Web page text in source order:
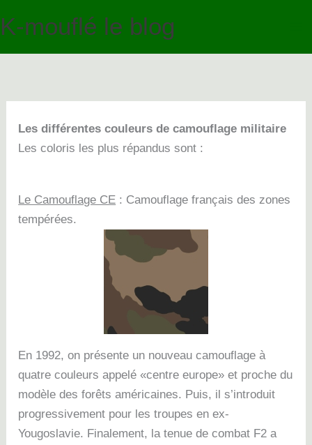
au
K-mouflé le blog
Les différentes couleurs de camouflage militaire
Les coloris les plus répandus sont :
Le Camouflage CE : Camouflage français des zones
tempérées.
En 1992, on présente un nouveau camouflage à
quatre couleurs appelé «centre europe» et proche du
modèle des forêts américaines. Puis, il s’introduit
progressivement pour les troupes en ex-
Yougoslavie. Finalement, la tenue de combat F2 a